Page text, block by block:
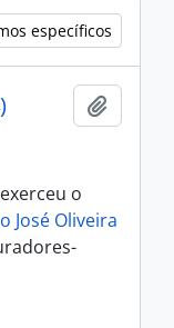
específicos
o
José Oliveira